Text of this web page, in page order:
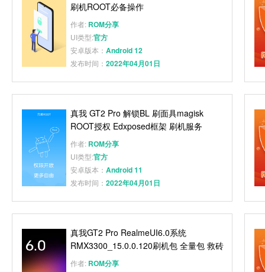
刷机ROOT必备操作
作者: ROM分享
UI类型:官方
安卓版本： Android 12
发布时间： 2022年04月01日
真我 GT2 Pro 解锁BL 刷面具magisk
ROOT授权 Edxposed框架 刷机服务
作者: ROM分享
UI类型:官方
安卓版本： Android 11
发布时间： 2022年04月01日
真我GT2 Pro RealmeUI6.0系统
RMX3300_15.0.0.120刷机包 全量包 救砖
升级 卡刷版
作者: ROM分享